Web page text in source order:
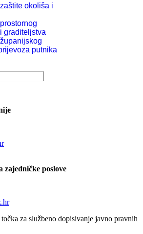
okoliša i
graditeljstva
putnika
zajedničke poslove
za službeno dopisivanje javno pravnih